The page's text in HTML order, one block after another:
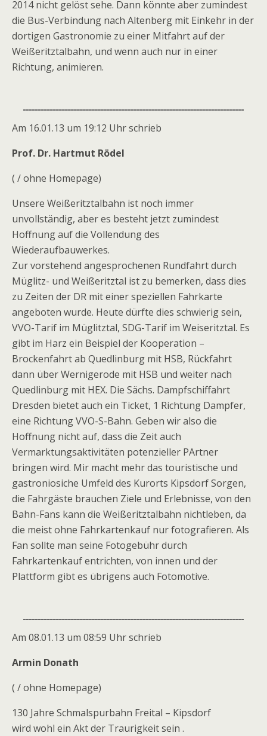
2014 nicht gelöst sehe. Dann könnte aber zumindest
die Bus-Verbindung nach Altenberg mit Einkehr in der
dortigen Gastronomie zu einer Mitfahrt auf der
Weißeritztalbahn, und wenn auch nur in einer
Richtung, animieren.
Am 16.01.13 um 19:12 Uhr schrieb
Prof. Dr. Hartmut Rödel
( / ohne Homepage)
Unsere Weißeritztalbahn ist noch immer
unvollständig, aber es besteht jetzt zumindest
Hoffnung auf die Vollendung des
Wiederaufbauwerkes.
Zur vorstehend angesprochenen Rundfahrt durch
Müglitz- und Weißeritztal ist zu bemerken, dass dies
zu Zeiten der DR mit einer speziellen Fahrkarte
angeboten wurde. Heute dürfte dies schwierig sein,
VVO-Tarif im Müglitztal, SDG-Tarif im Weiseritztal. Es
gibt im Harz ein Beispiel der Kooperation –
Brockenfahrt ab Quedlinburg mit HSB, Rückfahrt
dann über Wernigerode mit HSB und weiter nach
Quedlinburg mit HEX. Die Sächs. Dampfschiffahrt
Dresden bietet auch ein Ticket, 1 Richtung Dampfer,
eine Richtung VVO-S-Bahn. Geben wir also die
Hoffnung nicht auf, dass die Zeit auch
Vermarktungsaktivitäten potenzieller PArtner
bringen wird. Mir macht mehr das touristische und
gastroniosiche Umfeld des Kurorts Kipsdorf Sorgen,
die Fahrgäste brauchen Ziele und Erlebnisse, von den
Bahn-Fans kann die Weißeritztalbahn nichtleben, da
die meist ohne Fahrkartenkauf nur fotografieren. Als
Fan sollte man seine Fotogebühr durch
Fahrkartenkauf entrichten, von innen und der
Plattform gibt es übrigens auch Fotomotive.
Am 08.01.13 um 08:59 Uhr schrieb
Armin Donath
( / ohne Homepage)
130 Jahre Schmalspurbahn Freital – Kipsdorf
wird wohl ein Akt der Traurigkeit sein .